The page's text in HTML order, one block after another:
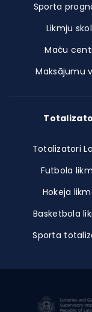
Sporta
Likmju
Maču
Maksājumu
Totalizatori
Futbola
Hokeja
Basketbola
Sporta